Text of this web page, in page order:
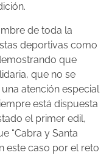
de toda la
deportivas como
que
que no se
atención especial
está dispuesta
el primer edil,
“Cabra y Santa
este caso por el reto